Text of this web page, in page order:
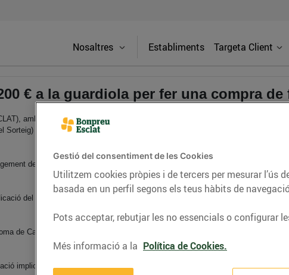
Nosaltres Establiments Targeta Client
€ a la guardiola per fer una compra
amb domicili social a la Ctra. C-17, km. 73, 08508 de Les Masies de
Sorteig) que es regirà per les següents bases legals:
de BONPREU-ESCLAT a la xarxa social Instagram, així com promoure
del Sorteig i finalitzarà el 23 de març
de Catalunya. Podran participar-hi totes les persones físiques amb residència
implica l’acceptació íntegra d’aquestes bases legals. La no-acceptació de les
Gestió del consentiment de les Cookies
Utilitzem cookies pròpies i de tercers per mesurar l’ús
basada en un perfil segons els teus hàbits de
Pots acceptar, rebutjar les no essencials o configurar
Més informació a la Política de Cookies.